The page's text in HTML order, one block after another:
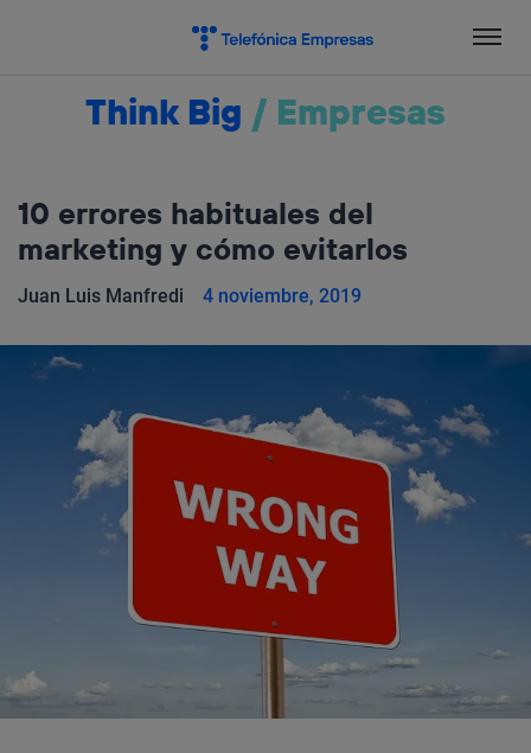
Think Big / Empresas
10 errores habituales del
marketing y cómo evitarlos
Juan Luis Manfredi 4 noviembre, 2019